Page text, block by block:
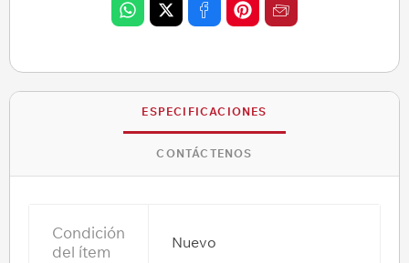
ESPECIFICACIONES
CONTÁCTENOS
Condición
del ítem
Nuevo